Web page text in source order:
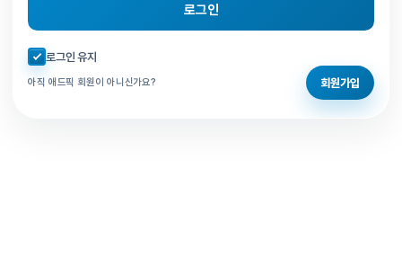
로그인
자동로그인 체크
로그인 유지
아직 애드픽 회원이 아니신가요? 회원가입